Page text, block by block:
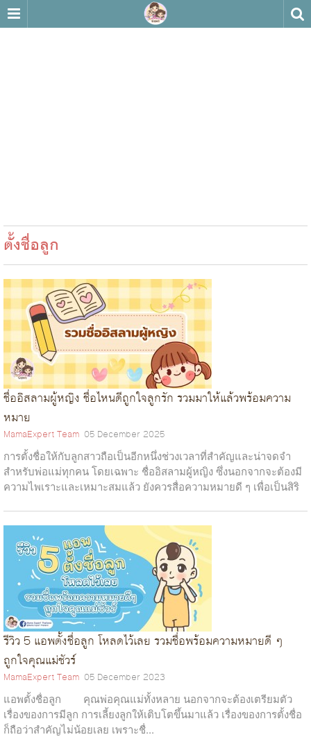
ตั้งชื่อลูก
ชื่ออิสลามผู้หญิง ชื่อไหนดีถูกใจลูกรัก รวมมาให้แล้วพร้อมความ
หมาย
MamaExpert Team 05 December 2025
การตั้งชื่อให้กับลูกสาวถือเป็นอีกหนึ่งช่วงเวลาที่สำคัญและน่าจดจำ
สำหรับพ่อแม่ทุกคน โดยเฉพาะ ชื่ออิสลามผู้หญิง ซึ่งนอกจากจะต้องมี
ความไพเราะและเหมาะสมแล้ว ยังควรสื่อความหมายดี ๆ เพื่อเป็นสิริ
รีวิว 5 แอพตั้งชื่อลูก โหลดไว้เลย รวมชื่อพร้อมความหมายดี ๆ
ถูกใจคุณแม่ชัวร์
MamaExpert Team 05 December 2023
แอพตั้งชื่อลูก คุณพ่อคุณแม่ทั้งหลาย นอกจากจะต้องเตรียมตัว
เรื่องของการมีลูก การเลี้ยงลูกให้เติบโตขึ้นมาแล้ว เรื่องของการตั้งชื่อ
ก็ถือว่าสำคัญไม่น้อยเลย เพราะชื่...